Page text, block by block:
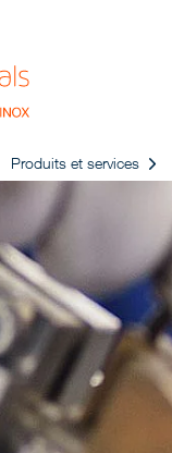
Produits et services